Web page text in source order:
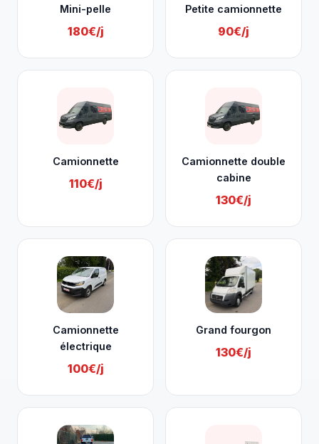
Mini-pelle
180€/j
Petite camionnette
90€/j
Camionnette
110€/j
Camionnette double
cabine
130€/j
Camionnette
électrique
100€/j
Grand fourgon
130€/j